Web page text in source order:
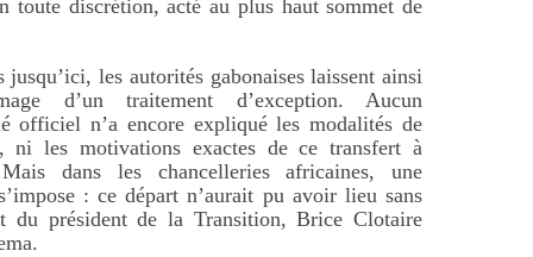
toute discrétion, acté au plus haut sommet de
jusqu’ici, les autorités gabonaises laissent ainsi
d’un traitement d’exception. Aucun
officiel n’a encore expliqué les modalités de
ni les motivations exactes de ce transfert à
Mais dans les chancelleries africaines, une
: ce départ n’aurait pu avoir lieu sans
du président de la Transition, Brice Clotaire